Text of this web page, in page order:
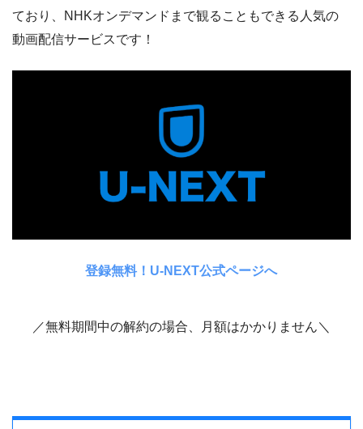
ており、NHKオンデマンドまで観ることもできる人気の
動画配信サービスです！
登録無料！U-NEXT公式ページへ
／無料期間中の解約の場合、月額はかかりません＼